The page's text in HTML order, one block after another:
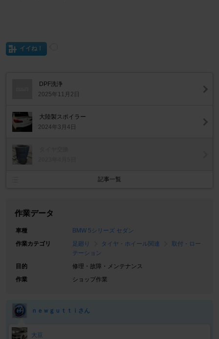
イイね！
DPF洗浄
2025年11月2日
大陸製スポイラー
2024年3月4日
記事一覧
作業データ
車種
BMW 5シリーズ セダン
作業カテゴリ
足廻り タイヤ・ホイール関連
取付・ロー
テーション
目的
修理・故障・メンテナンス
作業
ショップ作業
ｎｅｗｇｕｔｔｉさん
大豆